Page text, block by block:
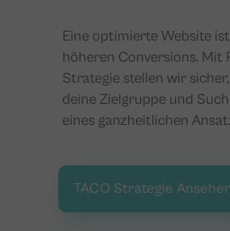
Eine optimierte Website
höheren Conversions. Mit
Strategie stellen wir
deine Zielgruppe und
eines ganzheitlichen
TACO Strategie